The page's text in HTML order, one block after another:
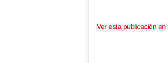
Ver esta publicación